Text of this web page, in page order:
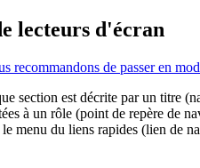
lecteurs d'écran
recommandons de passer en
section est décrite par un titre
à un rôle (point de repère de
menu du liens rapides (lien de